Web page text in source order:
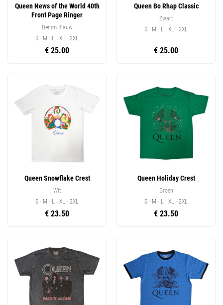
Queen News of the World 40th
Front Page Ringer
Denim Blauw
S · M · L · XL · 2XL
€ 25.00
Queen Bo Rhap Classic
Zwart
S · M · L · XL · 2XL
€ 25.00
Queen Snowflake Crest
Wit
S · M · L · XL · 2XL
€ 23.50
Queen Holiday Crest
Groen
S · M · L · XL · 2XL
€ 23.50